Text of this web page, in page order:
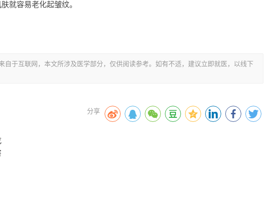
就容易老化起皱纹。
自于互联网，本文所涉及医学部分，仅供阅读参考。如有不适，建议立即就医，以线下